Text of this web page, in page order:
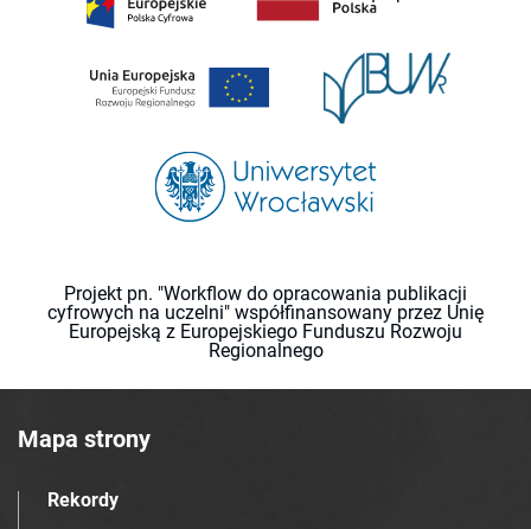
Projekt pn. "Workflow do opracowania publikacji
cyfrowych na uczelni" współfinansowany przez Unię
Europejską z Europejskiego Funduszu Rozwoju
Regionalnego
Mapa strony
Rekordy